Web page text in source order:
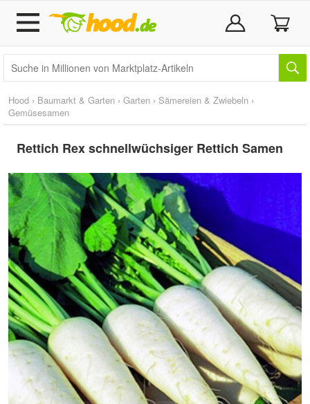
Hood › Baumarkt & Garten › Garten › Sämereien & Zwiebeln ›
Gemüsesamen
Rettich Rex schnellwüchsiger Rettich Samen